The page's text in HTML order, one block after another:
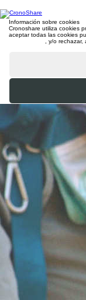
Información sobre cookies
Cronoshare utiliza cookies
aceptar todas las cookies
, y/o